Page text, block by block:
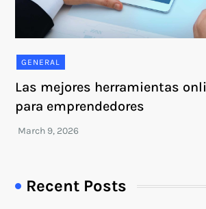
GENERAL
Las mejores herramientas
para emprendedores
Recent Posts